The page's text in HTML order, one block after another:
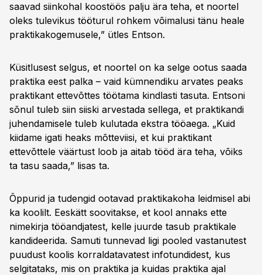
saavad siinkohal koostöös palju ära teha, et noortel
oleks tulevikus tööturul rohkem võimalusi tänu heale
praktikakogemusele,” ütles Entson.
Küsitlusest selgus, et noortel on ka selge ootus saada
praktika eest palka – vaid kümnendiku arvates peaks
praktikant ettevõttes töötama kindlasti tasuta. Entsoni
sõnul tuleb siin siiski arvestada sellega, et praktikandi
juhendamisele tuleb kulutada ekstra tööaega. „Kuid
kiidame igati heaks mõtteviisi, et kui praktikant
ettevõttele väärtust loob ja aitab tööd ära teha, võiks
ta tasu saada,” lisas ta.
Õppurid ja tudengid ootavad praktikakoha leidmisel abi
ka koolilt. Eeskätt soovitakse, et kool annaks ette
nimekirja tööandjatest, kelle juurde tasub praktikale
kandideerida. Samuti tunnevad ligi pooled vastanutest
puudust koolis korraldatavatest infotundidest, kus
selgitataks, mis on praktika ja kuidas praktika ajal